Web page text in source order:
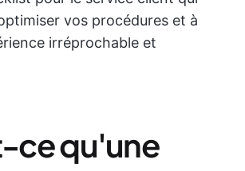
vos procédures et à
irréprochable et
ce qu'une